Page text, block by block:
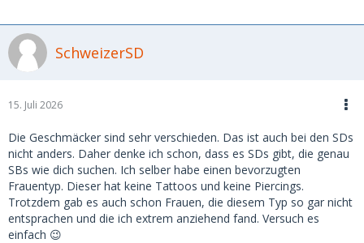
SchweizerSD
15. Juli 2026
Die Geschmäcker sind sehr verschieden. Das ist auch bei den SDs
nicht anders. Daher denke ich schon, dass es SDs gibt, die genau
SBs wie dich suchen. Ich selber habe einen bevorzugten
Frauentyp. Dieser hat keine Tattoos und keine Piercings.
Trotzdem gab es auch schon Frauen, die diesem Typ so gar nicht
entsprachen und die ich extrem anziehend fand. Versuch es
einfach 😉